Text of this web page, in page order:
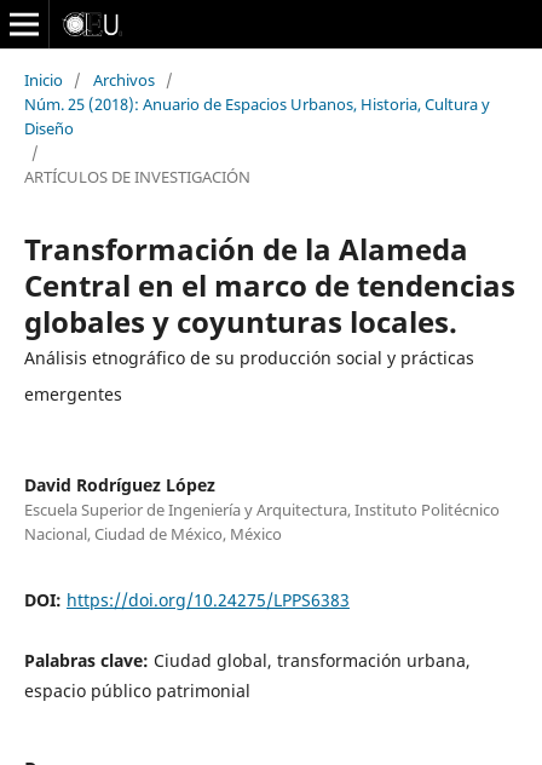
Inicio / Archivos /
Núm. 25 (2018): Anuario de Espacios Urbanos, Historia, Cultura y
Diseño
/
ARTÍCULOS DE INVESTIGACIÓN
Transformación de la Alameda
Central en el marco de tendencias
globales y coyunturas locales.
Análisis etnográfico de su producción social y prácticas
emergentes
David Rodríguez López
Escuela Superior de Ingeniería y Arquitectura, Instituto Politécnico
Nacional, Ciudad de México, México
DOI: https://doi.org/10.24275/LPPS6383
Palabras clave: Ciudad global, transformación urbana,
espacio público patrimonial